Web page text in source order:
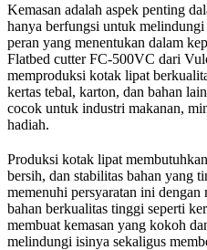
Kemasan adalah aspek penting
hanya berfungsi untuk
peran yang menentukan dalam
Flatbed cutter FC-500VC dari
memproduksi kotak lipat
kertas tebal, karton, dan bahan
cocok untuk industri makanan,
hadiah.
Produksi kotak lipat
bersih, dan stabilitas bahan yang
memenuhi persyaratan ini
bahan berkualitas tinggi seperti
membuat kemasan yang kokoh
melindungi isinya sekaligus